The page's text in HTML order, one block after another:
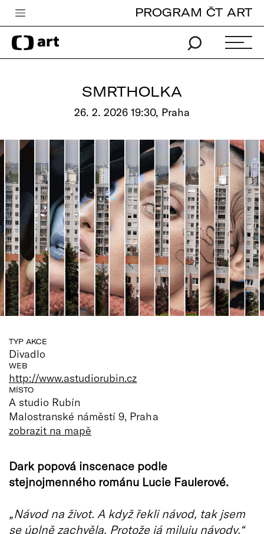
Česká televize
Zpravodajství
Pro děti
edu
Vše o ČT
PROGRAM ČT ART
SMRTHOLKA
26. 2. 2026 19:30, Praha
TYP AKCE
Divadlo
WEB
http://www.astudiorubin.cz
MÍSTO
A studio Rubín
Malostranské náměstí 9, Praha
zobrazit na mapě
Dark popová inscenace podle
stejnojmenného románu Lucie Faulerové.
„Návod na život. A když řekli návod, tak jsem
se úplně zachvěla. Protože já miluju návody.“